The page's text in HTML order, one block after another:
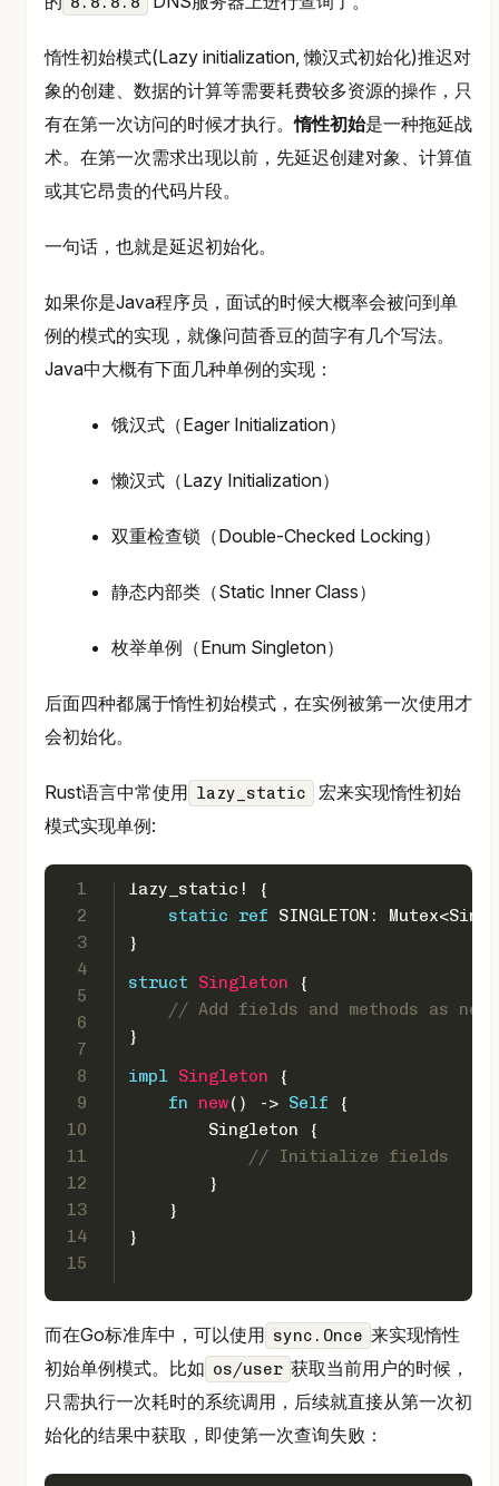
惰性初始模式(Lazy initialization, 懒汉式初始化)推迟对
象的创建、数据的计算等需要耗费较多资源的操作，只
有在第一次访问的时候才执行。惰性初始是一种拖延战
术。在第一次需求出现以前，先延迟创建对象、计算值
或其它昂贵的代码片段。
一句话，也就是延迟初始化。
如果你是Java程序员，面试的时候大概率会被问到单
例的模式的实现，就像问茴香豆的茴字有几个写法。
Java中大概有下面几种单例的实现：
饿汉式（Eager Initialization）
懒汉式（Lazy Initialization）
双重检查锁（Double-Checked Locking）
静态内部类（Static Inner Class）
枚举单例（Enum Singleton）
后面四种都属于惰性初始模式，在实例被第一次使用才
会初始化。
Rust语言中常使用 lazy_static
宏来实现惰性初始
模式实现单例:
1
2
3
4
5
6
7
8
9
10
11
12
13
14
15
lazy_static! {
static
ref SINGLETON:
}
struct
Singleton {
// Add fields and methods as
}
impl Singleton {
fn
new() -> Self {
        Singleton {
// Initialize fields
        }
    }
}
而在Go标准库中，可以使用 sync.Once 来实现惰性
初始单例模式。比如 os/user 获取当前用户的时候，
只需执行一次耗时的系统调用，后续就直接从第一次初
始化的结果中获取，即使第一次查询失败：